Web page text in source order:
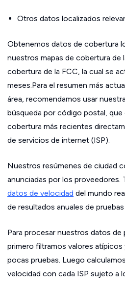
Otros datos localizados
Obtenemos datos de cobertura
nuestros mapas de cobertura de
cobertura de la FCC, la cual se
meses.Para el resumen más
área, recomendamos usar
búsqueda por código postal,
cobertura más recientes
de servicios de internet (ISP).
Nuestros resúmenes de ciudad
anunciadas por los proveedores.
datos de velocidad del mundo
de resultados anuales de
Para procesar nuestros datos de
primero filtramos valores
pocas pruebas. Luego
velocidad con cada ISP sujeto a